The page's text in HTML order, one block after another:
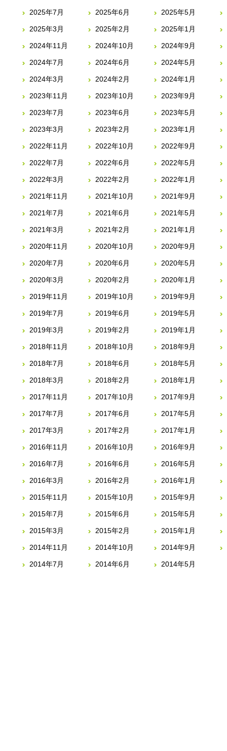
2025年7月 2025年6月 2025年5月
2025年3月 2025年2月 2025年1月
2024年11月 2024年10月 2024年9月
2024年7月 2024年6月 2024年5月
2024年3月 2024年2月 2024年1月
2023年11月 2023年10月 2023年9月
2023年7月 2023年6月 2023年5月
2023年3月 2023年2月 2023年1月
2022年11月 2022年10月 2022年9月
2022年7月 2022年6月 2022年5月
2022年3月 2022年2月 2022年1月
2021年11月 2021年10月 2021年9月
2021年7月 2021年6月 2021年5月
2021年3月 2021年2月 2021年1月
2020年11月 2020年10月 2020年9月
2020年7月 2020年6月 2020年5月
2020年3月 2020年2月 2020年1月
2019年11月 2019年10月 2019年9月
2019年7月 2019年6月 2019年5月
2019年3月 2019年2月 2019年1月
2018年11月 2018年10月 2018年9月
2018年7月 2018年6月 2018年5月
2018年3月 2018年2月 2018年1月
2017年11月 2017年10月 2017年9月
2017年7月 2017年6月 2017年5月
2017年3月 2017年2月 2017年1月
2016年11月 2016年10月 2016年9月
2016年7月 2016年6月 2016年5月
2016年3月 2016年2月 2016年1月
2015年11月 2015年10月 2015年9月
2015年7月 2015年6月 2015年5月
2015年3月 2015年2月 2015年1月
2014年11月 2014年10月 2014年9月
2014年7月 2014年6月 2014年5月